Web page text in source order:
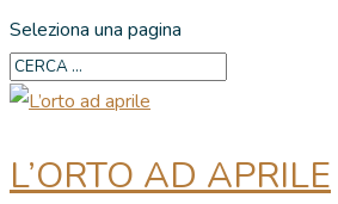
Seleziona una pagina
L’ORTO AD APRILE